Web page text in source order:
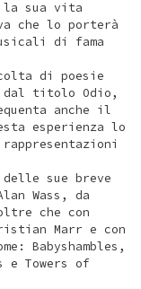
la sua vita
che lo porterà
di fama
di poesie
dal titolo Odio,
anche il
esperienza lo
sue breve
Wass, da
che con
Marr e con
Babyshambles,
e Towers of